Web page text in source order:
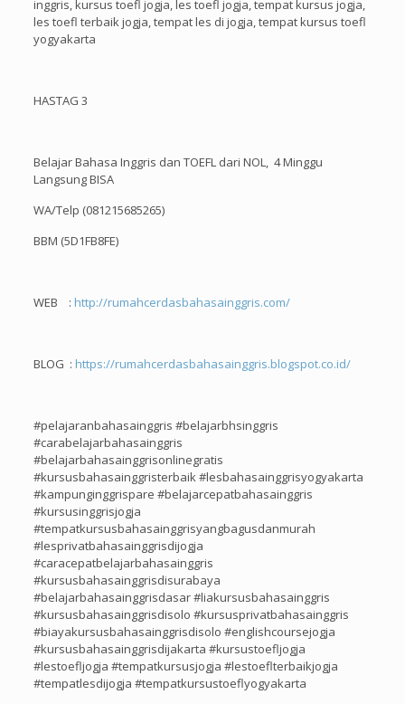
inggris, kursus toefl jogja, les toefl jogja, tempat kursus jogja,
les toefl terbaik jogja, tempat les di jogja, tempat kursus toefl
yogyakarta
HASTAG 3
Belajar Bahasa Inggris dan TOEFL dari NOL, 4 Minggu
Langsung BISA
WA/Telp (081215685265)
BBM (5D1FB8FE)
WEB : http://rumahcerdasbahasainggris.com/
BLOG : https://rumahcerdasbahasainggris.blogspot.co.id/
#pelajaranbahasainggris #belajarbhsinggris
#carabelajarbahasainggris
#belajarbahasainggrisonlinegratis
#kursusbahasainggristerbaik #lesbahasainggrisyogyakarta
#kampunginggrispare #belajarcepatbahasainggris
#kursusinggrisjogja
#tempatkursusbahasainggrisyangbagusdanmurah
#lesprivatbahasainggrisdijogja
#caracepatbelajarbahasainggris
#kursusbahasainggrisdisurabaya
#belajarbahasainggrisdasar #liakursusbahasainggris
#kursusbahasainggrisdisolo #kursusprivatbahasainggris
#biayakursusbahasainggrisdisolo #englishcoursejogja
#kursusbahasainggrisdijakarta #kursustoefljogja
#lestoefljogja #tempatkursusjogja #lestoeflterbaikjogja
#tempatlesdijogja #tempatkursustoeflyogyakarta